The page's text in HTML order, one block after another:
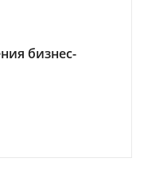
бизнес-